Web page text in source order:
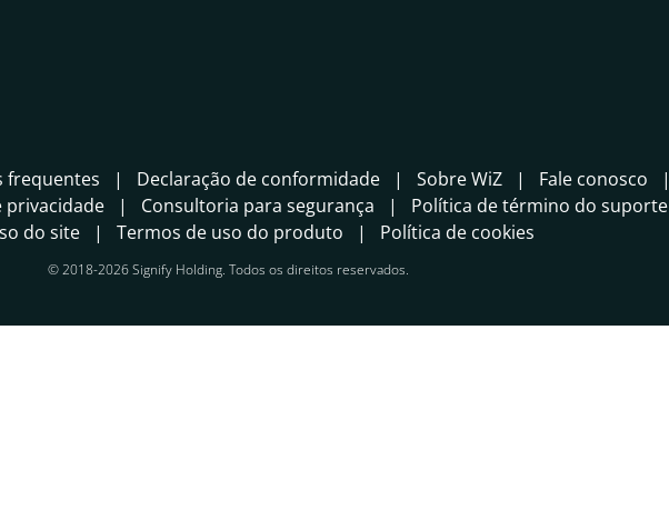
frequentes Declaração de conformidade Sobre WiZ
Fale conosco
privacidade Consultoria para segurança
Política de término do suporte
do site
Termos de uso do produto Política de cookies
© 2018-2026 Signify Holding. Todos os direitos reservados.